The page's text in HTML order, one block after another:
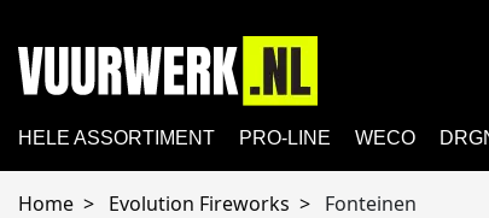
HELE ASSORTIMENT PRO-LINE WECO
Home Evolution Fireworks Fonteinen